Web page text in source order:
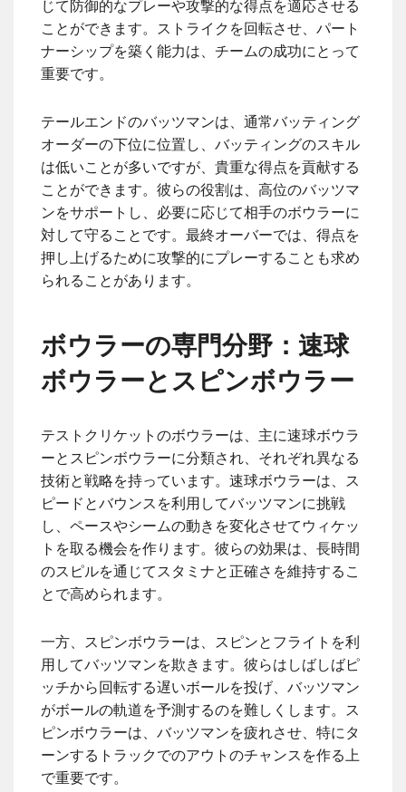
じて防御的なプレーや攻撃的な得点を適応させる
ことができます。ストライクを回転させ、パート
ナーシップを築く能力は、チームの成功にとって
重要です。
テールエンドのバッツマンは、通常バッティング
オーダーの下位に位置し、バッティングのスキル
は低いことが多いですが、貴重な得点を貢献する
ことができます。彼らの役割は、高位のバッツマ
ンをサポートし、必要に応じて相手のボウラーに
対して守ることです。最終オーバーでは、得点を
押し上げるために攻撃的にプレーすることも求め
られることがあります。
ボウラーの専門分野：速球
ボウラーとスピンボウラー
テストクリケットのボウラーは、主に速球ボウラ
ーとスピンボウラーに分類され、それぞれ異なる
技術と戦略を持っています。速球ボウラーは、ス
ピードとバウンスを利用してバッツマンに挑戦
し、ペースやシームの動きを変化させてウィケッ
トを取る機会を作ります。彼らの効果は、長時間
のスピルを通じてスタミナと正確さを維持するこ
とで高められます。
一方、スピンボウラーは、スピンとフライトを利
用してバッツマンを欺きます。彼らはしばしばピ
ッチから回転する遅いボールを投げ、バッツマン
がボールの軌道を予測するのを難しくします。ス
ピンボウラーは、バッツマンを疲れさせ、特にタ
ーンするトラックでのアウトのチャンスを作る上
で重要です。